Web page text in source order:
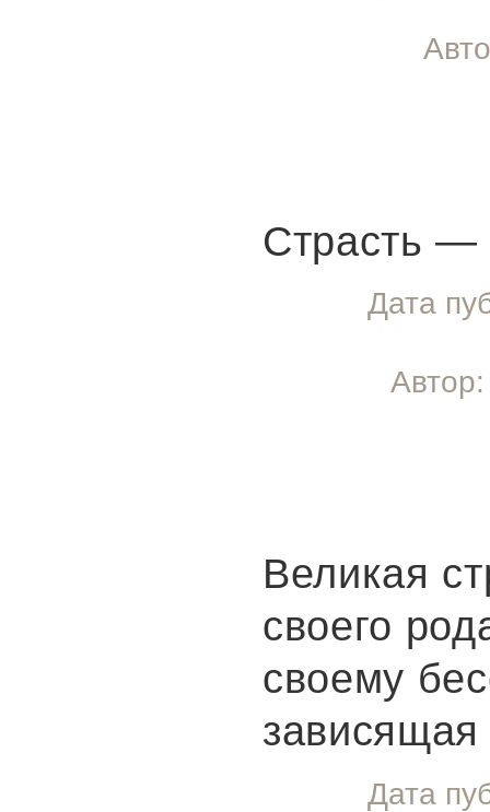
Страсть —
Дата
Великая
своего
своему
зависящая
Дата